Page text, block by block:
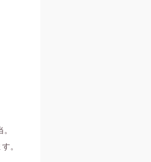
。